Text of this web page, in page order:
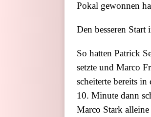
Pokal gewonnen
Den besseren
So hatten Patrick
setzte und Marco
scheiterte bereits
10. Minute dann
Marco Stark